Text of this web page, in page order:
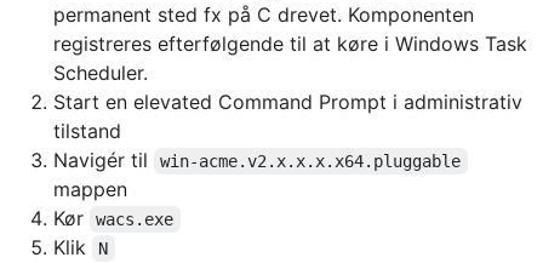
permanent sted fx på C drevet. Komponenten
registreres efterfølgende til at køre i Windows Task
Scheduler.
Start en elevated Command Prompt i administrativ
tilstand
Navigér til
win-acme.v2.x.x.x.x64.pluggable
mappen
Kør
wacs.exe
Klik N